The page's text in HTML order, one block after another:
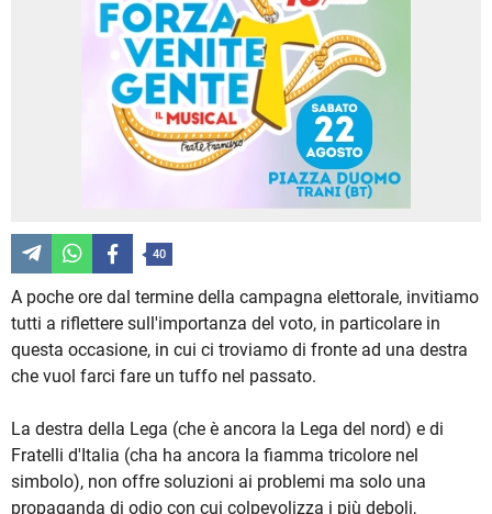
40
A poche ore dal termine della campagna elettorale, invitiamo
tutti a riflettere sull'importanza del voto, in particolare in
questa occasione, in cui ci troviamo di fronte ad una destra
che vuol farci fare un tuffo nel passato.
La destra della Lega (che è ancora la Lega del nord) e di
Fratelli d'Italia (cha ha ancora la fiamma tricolore nel
simbolo), non offre soluzioni ai problemi ma solo una
propaganda di odio con cui colpevolizza i più deboli,